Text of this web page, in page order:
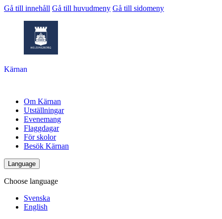
Gå till innehåll Gå till huvudmeny Gå till sidomeny
Kärnan
Om Kärnan
Utställningar
Evenemang
Flaggdagar
För skolor
Besök Kärnan
Language
Choose language
Svenska
English